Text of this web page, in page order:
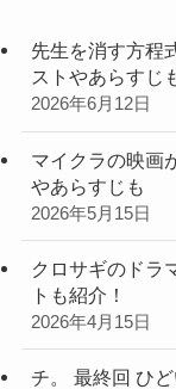
先生を消す方程
ストやあらすじ
2026年6月12日
マイクラの映画
やあらすじも
2026年5月15日
クロサギのドラ
トも紹介！
2026年4月15日
チ。 最終回 ひ